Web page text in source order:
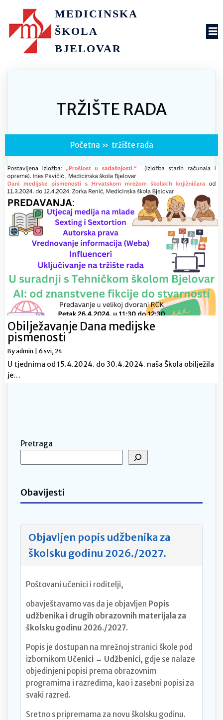
MEDICINSKA
ŠKOLA
BJELOVAR
TRŽIŠTE RADA
Početna » tržište rada
Obilježavanje Dana medijske
pismenosti
Byadmin 6 svi, 24
U tjednima od 15.4.2024. do 30.4.2024. naša Škola obilježila
je…
Pretraga
Obavijesti
Objavljen popis udžbenika za
školsku godinu 2026./2027.
Poštovani učenici i roditelji,
obavještavamo vas da je objavljen Popis
udžbenika i drugih obrazovnih materijala za
školsku godinu 2026./2027.
Popis je dostupan na mrežnoj stranici škole pod
izbornikom Učenici → Udžbenici, gdje se nalaze
objedinjeni popisi prema obrazovnim
programima i razredima, kao i zasebni popisi za
svaki razred.
Sretno s pripremama za novu školsku godinu.